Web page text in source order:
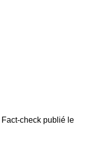
Fact-check publié le